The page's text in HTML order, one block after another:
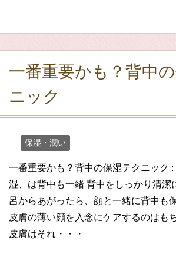
一番重要かも？背中
ニック
保湿・潤い
一番重要かも？背中の保湿テクニック
湿、は背中も一緒 背中をしっかり清潔
呂からあがったら、顔と一緒に背中も
皮膚の薄い顔を入念にケアするのはも
皮膚はそれ・・・